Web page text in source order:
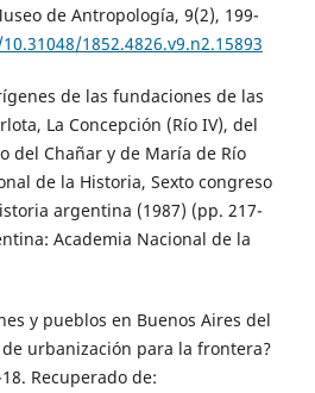
de Antropología, 9(2), 199-
1852.4826.v9.n2.15893
de las fundaciones de las
La Concepción (Río IV), del
del Chañar y de María de Río
de la Historia, Sexto congreso
argentina (1987) (pp. 217-
Academia Nacional de la
y pueblos en Buenos Aires del
urbanización para la frontera?
Recuperado de: